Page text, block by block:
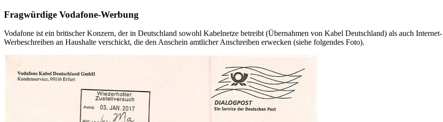
Fragwürdige Vodafone-Werbung
Vodafone ist ein britischer Konzern, der in Deutschland sowohl Kabelnetze betreibt (Übernahmen von Kabel Deutschland) als auch
Werbeschreiben an Haushalte verschickt, die den Anschein amtlicher Anschreiben erwecken (siehe folgendes Foto).